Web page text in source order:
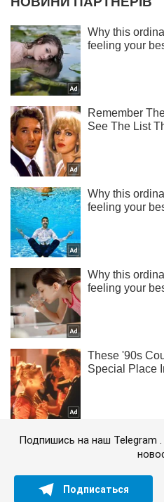
Подпишись на наш Telegram
Подписаться